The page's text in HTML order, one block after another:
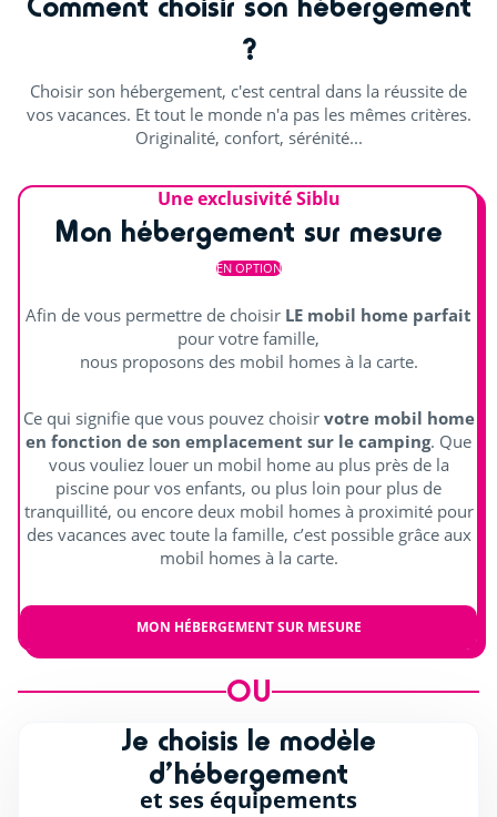
Ping-pong
Château gonflable
Ecran géant LED
Distraire les enfants
Terrain multisports
?
Choisir son hébergement, c'est central dans la réussite de
vos vacances. Et tout le monde n'a pas les mêmes critères.
Originalité, confort, sérénité...
Une exclusivité Siblu
Mon hébergement sur mesure
EN OPTION
Afin de vous permettre de choisir LE mobil home parfait
pour votre famille,
nous proposons des mobil homes à la carte.
Ce qui signifie que vous pouvez choisir votre mobil home
en fonction de son emplacement sur le camping. Que
vous vouliez louer un mobil home au plus près de la
piscine pour vos enfants, ou plus loin pour plus de
tranquillité, ou encore deux mobil homes à proximité pour
des vacances avec toute la famille, c’est possible grâce aux
mobil homes à la carte.
MON HÉBERGEMENT SUR MESURE
OU
Je choisis le modèle
d’hébergement
et ses équipements